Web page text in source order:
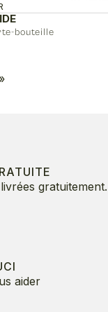
bouteille
gratuitement.
aider